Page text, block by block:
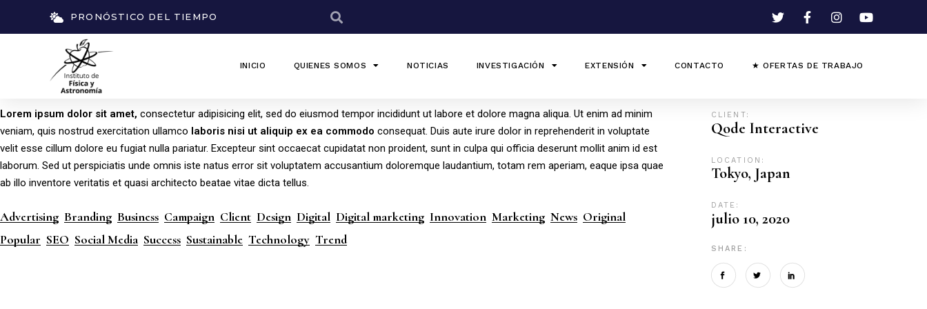
PRONÓSTICO DEL TIEMPO
INICIO QUIENES SOMOS NOTICIAS INVESTIGACIÓN EXTENSIÓN CONTACTO ★ OFERTAS DE TRABAJO
Lorem ipsum dolor sit amet, consectetur adipisicing elit, sed do eiusmod tempor incididunt ut labore et dolore magna aliqua. Ut enim ad minim
veniam, quis nostrud exercitation ullamco laboris nisi ut aliquip ex ea commodo consequat. Duis aute irure dolor in reprehenderit in voluptate
velit esse cillum dolore eu fugiat nulla pariatur. Excepteur sint occaecat cupidatat non proident, sunt in culpa qui officia deserunt mollit anim id est
laborum. Sed ut perspiciatis unde omnis iste natus error sit voluptatem accusantium doloremque laudantium, totam rem aperiam, eaque ipsa quae
ab illo inventore veritatis et quasi architecto beatae vitae dicta tellus.
Advertising Branding Business Campaign Client Design Digital Digital marketing Innovation Marketing News Original
Popular SEO Social Media Success Sustainable Technology Trend
CLIENT:
Qode Interactive
LOCATION:
Tokyo, Japan
DATE:
julio 10, 2020
SHARE: